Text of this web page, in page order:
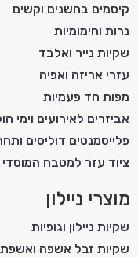
קיסמים בחשנים וקשים
נרות וחימומיות
שקיות נייר ואלבד
עזרי אריזה ואפיה
מפות חד פעמיות
אביזרים לאירועים וימי
פלייסמנטים דוליסים
ציוד עזר למטבח המוסדי
מוצרי ניילון
שקיות ניילון וגופיות
שקיות זבל אשפה